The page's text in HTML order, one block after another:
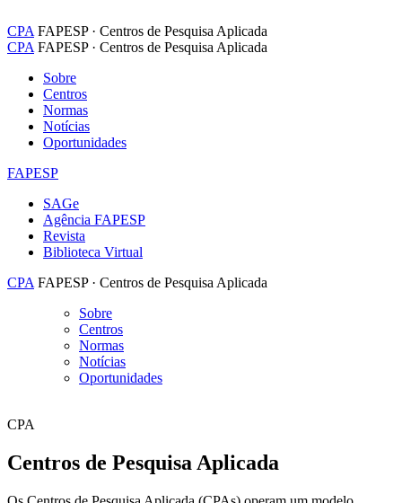
CPA FAPESP · Centros de Pesquisa Aplicada
CPA FAPESP · Centros de Pesquisa Aplicada
Sobre
Centros
Normas
Notícias
Oportunidades
FAPESP
SAGe
Agência FAPESP
Revista
Biblioteca Virtual
CPA FAPESP · Centros de Pesquisa Aplicada
Sobre
Centros
Normas
Notícias
Oportunidades
CPA
Centros de Pesquisa Aplicada